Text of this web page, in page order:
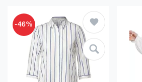
-46%